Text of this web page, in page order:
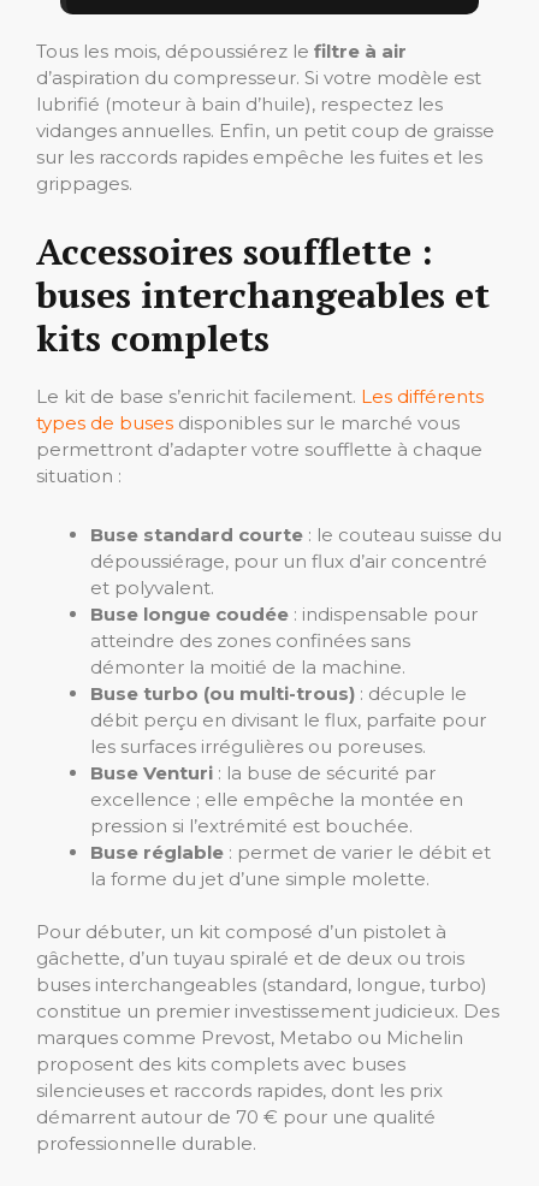
Tous les mois, dépoussiérez le filtre à air
d’aspiration du compresseur. Si votre modèle est
lubrifié (moteur à bain d’huile), respectez les
vidanges annuelles. Enfin, un petit coup de graisse
sur les raccords rapides empêche les fuites et les
grippages.
Accessoires soufflette :
buses interchangeables et
kits complets
Le kit de base s’enrichit facilement. Les différents
types de buses disponibles sur le marché vous
permettront d’adapter votre soufflette à chaque
situation :
Buse standard courte : le couteau suisse du
dépoussiérage, pour un flux d’air concentré
et polyvalent.
Buse longue coudée : indispensable pour
atteindre des zones confinées sans
démonter la moitié de la machine.
Buse turbo (ou multi-trous) : décuple le
débit perçu en divisant le flux, parfaite pour
les surfaces irrégulières ou poreuses.
Buse Venturi : la buse de sécurité par
excellence ; elle empêche la montée en
pression si l’extrémité est bouchée.
Buse réglable : permet de varier le débit et
la forme du jet d’une simple molette.
Pour débuter, un kit composé d’un pistolet à
gâchette, d’un tuyau spiralé et de deux ou trois
buses interchangeables (standard, longue, turbo)
constitue un premier investissement judicieux. Des
marques comme Prevost, Metabo ou Michelin
proposent des kits complets avec buses
silencieuses et raccords rapides, dont les prix
démarrent autour de 70 € pour une qualité
professionnelle durable.